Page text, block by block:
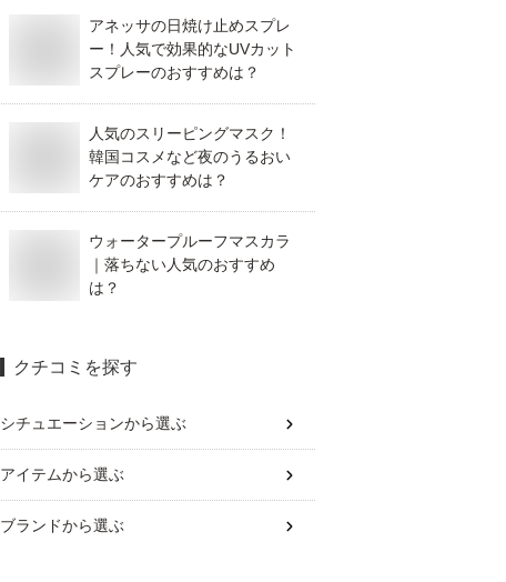
アネッサの日焼け止めスプレ
ー！人気で効果的なUVカット
スプレーのおすすめは？
人気のスリーピングマスク！
韓国コスメなど夜のうるおい
ケアのおすすめは？
ウォータープルーフマスカラ
｜落ちない人気のおすすめ
は？
クチコミを探す
シチュエーションから選ぶ
アイテムから選ぶ
ブランドから選ぶ